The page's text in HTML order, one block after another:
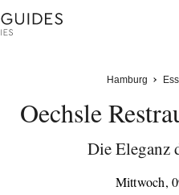
Hamburg
Oechsle
Die Eleganz
Mittwoch,